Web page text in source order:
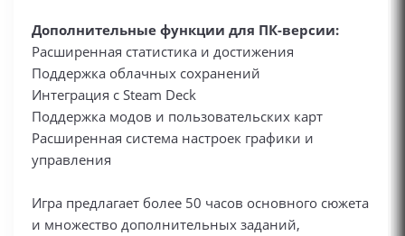
Дополнительные функции для ПК-версии:
Расширенная статистика и достижения
Поддержка облачных сохранений
Интеграция с Steam Deck
Поддержка модов и пользовательских карт
Расширенная система настроек графики и
управления
Игра предлагает более 50 часов основного сюжета
и множество дополнительных заданий,